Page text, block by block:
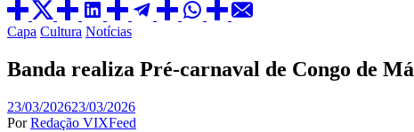
Posted
Capa Cultura Notícias
Banda realiza Pré-carnaval de Congo de
23/03/202623/03/2026
Por Redação VIXFeed